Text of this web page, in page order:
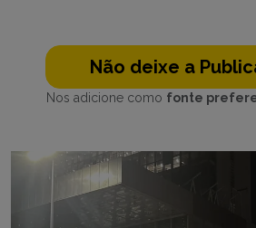
Não deixe a
Nos adicione como fonte